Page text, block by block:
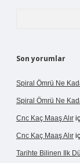
Son yorumlar
Spiral Ömrü Ne
Spiral Ömrü Ne
Cnc Kaç Maaş Alır
Cnc Kaç Maaş Alır
Tarihte Bilinen Ilk